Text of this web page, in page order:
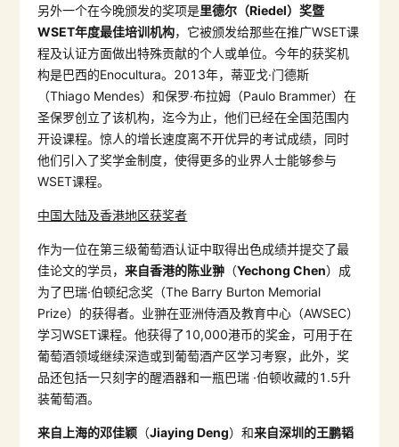
另外一个在今晚颁发的奖项是里德尔（Riedel）奖暨
WSET年度最佳培训机构，它被颁发给那些在推广WSET课
程及认证方面做出特殊贡献的个人或单位。今年的获奖机
构是巴西的Enocultura。2013年，蒂亚戈·门德斯
（Thiago Mendes）和保罗·布拉姆（Paulo Brammer）在
圣保罗创立了该机构，迄今为止，他们已经在全国范围内
开设课程。惊人的增长速度离不开优异的考试成绩，同时
他们引入了奖学金制度，使得更多的业界人士能够参与
WSET课程。
中国大陆及香港地区获奖者
作为一位在第三级葡萄酒认证中取得出色成绩并提交了最
佳论文的学员，来自香港的陈业翀 （Yechong Chen）成
为了巴瑞·伯顿纪念奖（The Barry Burton Memorial
Prize）的获得者。业翀在亚洲侍酒及教育中心（AWSEC）
学习WSET课程。他获得了10,000港币的奖金，可用于在
葡萄酒领域继续深造或到葡萄酒产区学习考察，此外，奖
品还包括一只刻字的醒酒器和一瓶巴瑞 ·伯顿收藏的1.5升
装葡萄酒。
来自上海的邓佳颖 （Jiaying Deng）和来自深圳的王鹏韬